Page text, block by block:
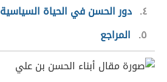
٤ دور الحسن في الحياة السياسية
٥
المراجع